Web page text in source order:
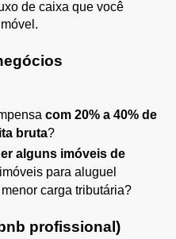
de caixa que você
com 20% a 40% de
bruta?
alguns imóveis de
para aluguel
carga tributária?
profissional)